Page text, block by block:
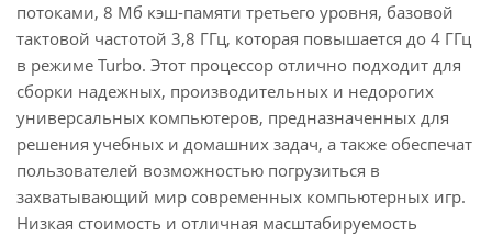
потоками, 8 Мб кэш-памяти третьего уровня, базовой
тактовой частотой 3,8 ГГц, которая повышается до 4 ГГц
в режиме Turbo. Этот процессор отлично подходит для
сборки надежных, производительных и недорогих
универсальных компьютеров, предназначенных для
решения учебных и домашних задач, а также обеспечат
пользователей возможностью погрузиться в
захватывающий мир современных компьютерных игр.
Низкая стоимость и отличная масштабируемость